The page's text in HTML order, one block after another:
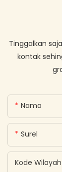
Tinggalkan
kontak
Nama
Surel
Kode Wilayah